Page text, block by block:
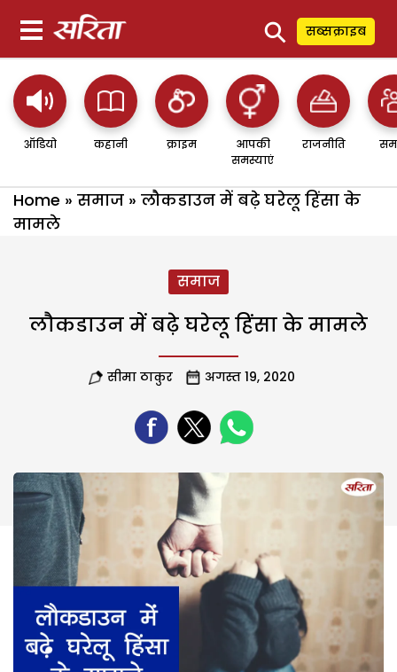
⚲ सब्सक्राइब
ऑडियो कहानी क्राइम
आपकी
समस्याएं
राजनीति
Home » समाज » लौकडाउन में बढ़े घरेलू हिंसा के
मामले
समाज
लौकडाउन में बढ़े घरेलू हिंसा के मामले
सीमा ठाकुर अगस्त 19, 2020